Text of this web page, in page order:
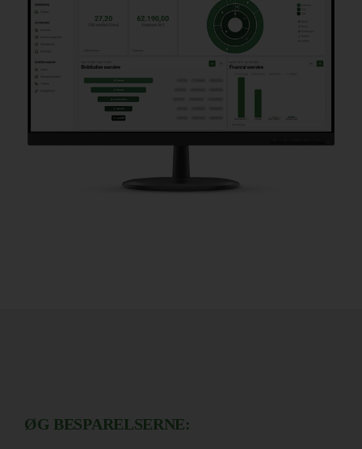
ØG BESPARELSERNE: